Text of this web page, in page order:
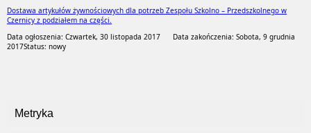
Dostawa artykułów żywnościowych dla potrzeb Zespołu Szkolno – Przedszkolnego w
Czernicy z podziałem na części.
Data ogłoszenia: Czwartek, 30 listopada 2017 Data zakończenia: Sobota, 9 grudnia
2017Status: nowy
Metryka